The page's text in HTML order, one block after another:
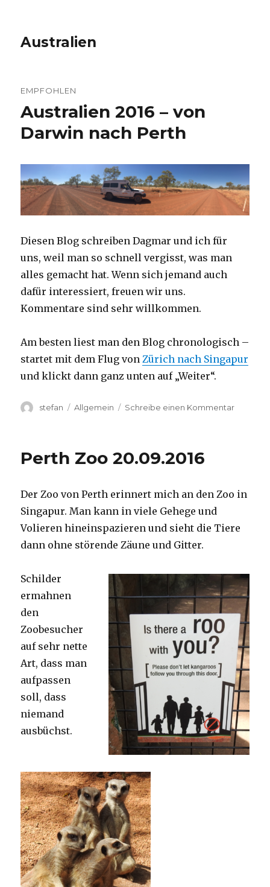
Australien
EMPFOHLEN
Australien 2016 – von
Darwin nach Perth
Diesen Blog schreiben Dagmar und ich für
uns, weil man so schnell vergisst, was man
alles gemacht hat. Wenn sich jemand auch
dafür interessiert, freuen wir uns.
Kommentare sind sehr willkommen.
Am besten liest man den Blog chronologisch –
startet mit dem Flug vonZürich nach Singapur
und klickt dann ganz unten auf „Weiter“.
Autor
stefan Kategorien
Allgemein Schreibe einen Kommentarzu
Perth
Perth Zoo 20.09.2016
Der Zoo von Perth erinnert mich an den Zoo in
Singapur. Man kann in viele Gehege und
Volieren hineinspazieren und sieht die Tiere
dann ohne störende Zäune und Gitter.
Schilder
ermahnen
den
Zoobesucher
auf sehr nette
Art, dass man
aufpassen
soll, dass
niemand
ausbüchst.